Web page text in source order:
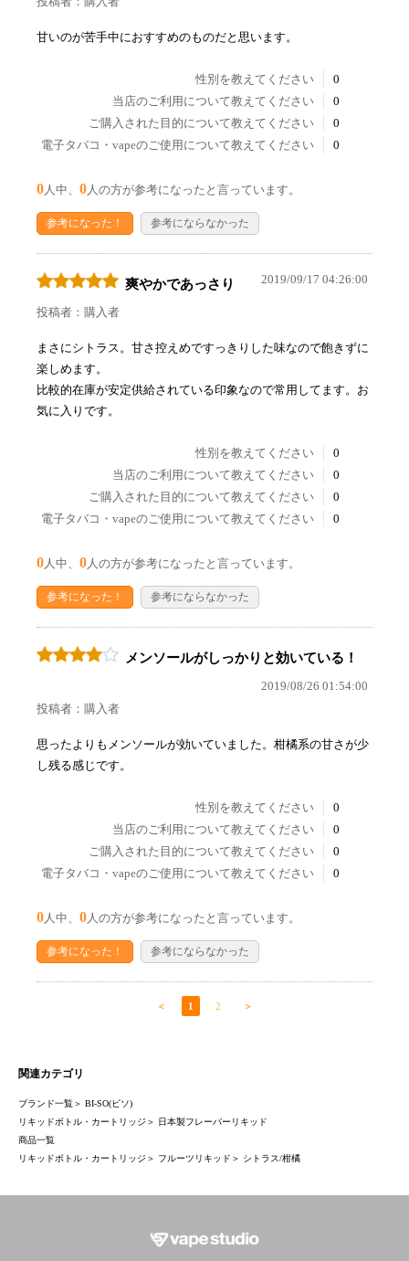
甘いのが苦手中におすすめのものだと思います。
性別を教えてください
0
当店のご利用について教えてください
0
ご購入された目的について教えてください
0
電子タバコ・vapeのご使用について教えてください
0
0 人中、 0 人の方が参考になったと言っています。
参考になった！ 参考にならなかった
爽やかであっさり 2019/09/17 04:26:00
投稿者：購入者
まさにシトラス。甘さ控えめですっきりした味なので飽きずに
楽しめます。
比較的在庫が安定供給されている印象なので常用してます。お
気に入りです。
性別を教えてください
0
当店のご利用について教えてください
0
ご購入された目的について教えてください
0
電子タバコ・vapeのご使用について教えてください
0
0 人中、 0 人の方が参考になったと言っています。
参考になった！ 参考にならなかった
メンソールがしっかりと効いている！
2019/08/26 01:54:00
投稿者：購入者
思ったよりもメンソールが効いていました。柑橘系の甘さが少
し残る感じです。
性別を教えてください
0
当店のご利用について教えてください
0
ご購入された目的について教えてください
0
電子タバコ・vapeのご使用について教えてください
0
0 人中、 0 人の方が参考になったと言っています。
参考になった！ 参考にならなかった
＜ 1 2 ＞
関連カテゴリ
ブランド一覧＞ BI-SO(ビソ)
リキッドボトル・カートリッジ ＞ 日本製フレーバーリキッド
商品一覧
リキッドボトル・カートリッジ ＞ フルーツリキッド ＞ シトラス/柑橘